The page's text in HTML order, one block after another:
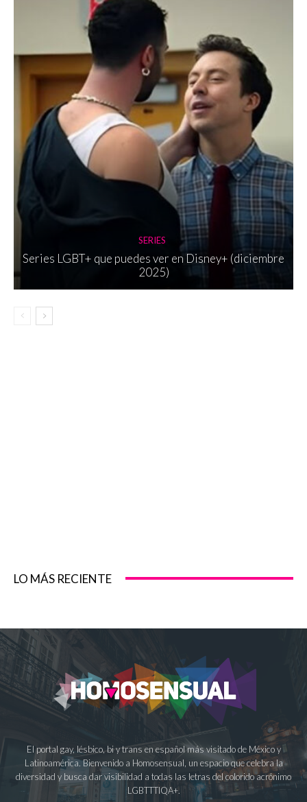
SERIES
Series LGBT+ que puedes ver en Disney+ (diciembre
2025)
LO MÁS RECIENTE
El portal gay, lésbico, bi y trans en español más visitado de México y
Latinoamérica. Bienvenido a Homosensual, un espacio que celebra la
diversidad y busca dar visibilidad a todas las letras del colorido acrónimo
LGBTTTIQA+.